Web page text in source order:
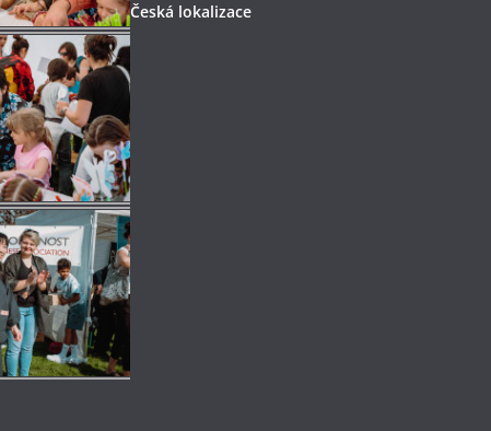
Česká lokalizace